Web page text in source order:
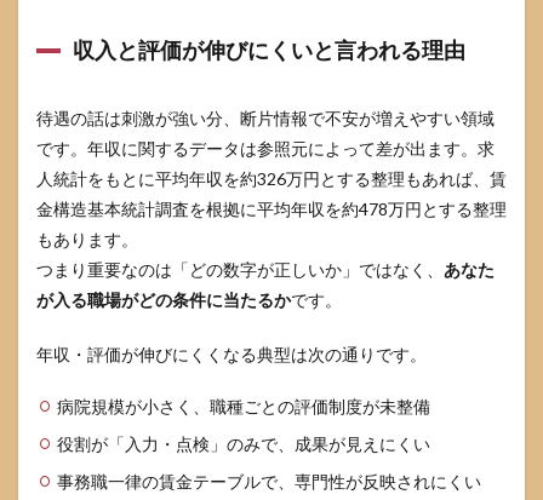
べき
「深
掘
まで
がセ
ット
3.3
病院
タイ
に
待で
業
と
収入と評価が伸びにくいと言われる理由
待遇の話は刺激が強い分、断片情報で不安が増えやすい領域
です。年収に関するデータは参照元によって差が出ます。求
人統計をもとに平均年収を約326万円とする整理もあれば、賃
金構造基本統計調査を根拠に平均年収を約478万円とする整理
もあります。
つまり重要なのは「どの数字が正しいか」ではなく、 あなた
が入る職場がどの条件に当たるかです。
年収・評価が伸びにくくなる典型は次の通りです。
病院規模が小さく、職種ごとの評価制度が未整備
役割が「入力・点検」のみで、成果が見えにくい
事務職一律の賃金テーブルで、専門性が反映されにくい